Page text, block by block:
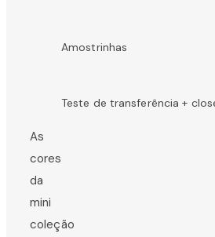
Amostrinhas
Teste de transferência +
As
cores
da
mini
coleção